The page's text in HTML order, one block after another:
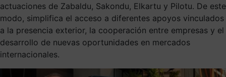
actuaciones de Zabaldu, Sakondu, Elkartu y Pilotu. De este
modo, simplifica el acceso a diferentes apoyos vinculados
a la presencia exterior, la cooperación entre empresas y el
desarrollo de nuevas oportunidades en mercados
internacionales.